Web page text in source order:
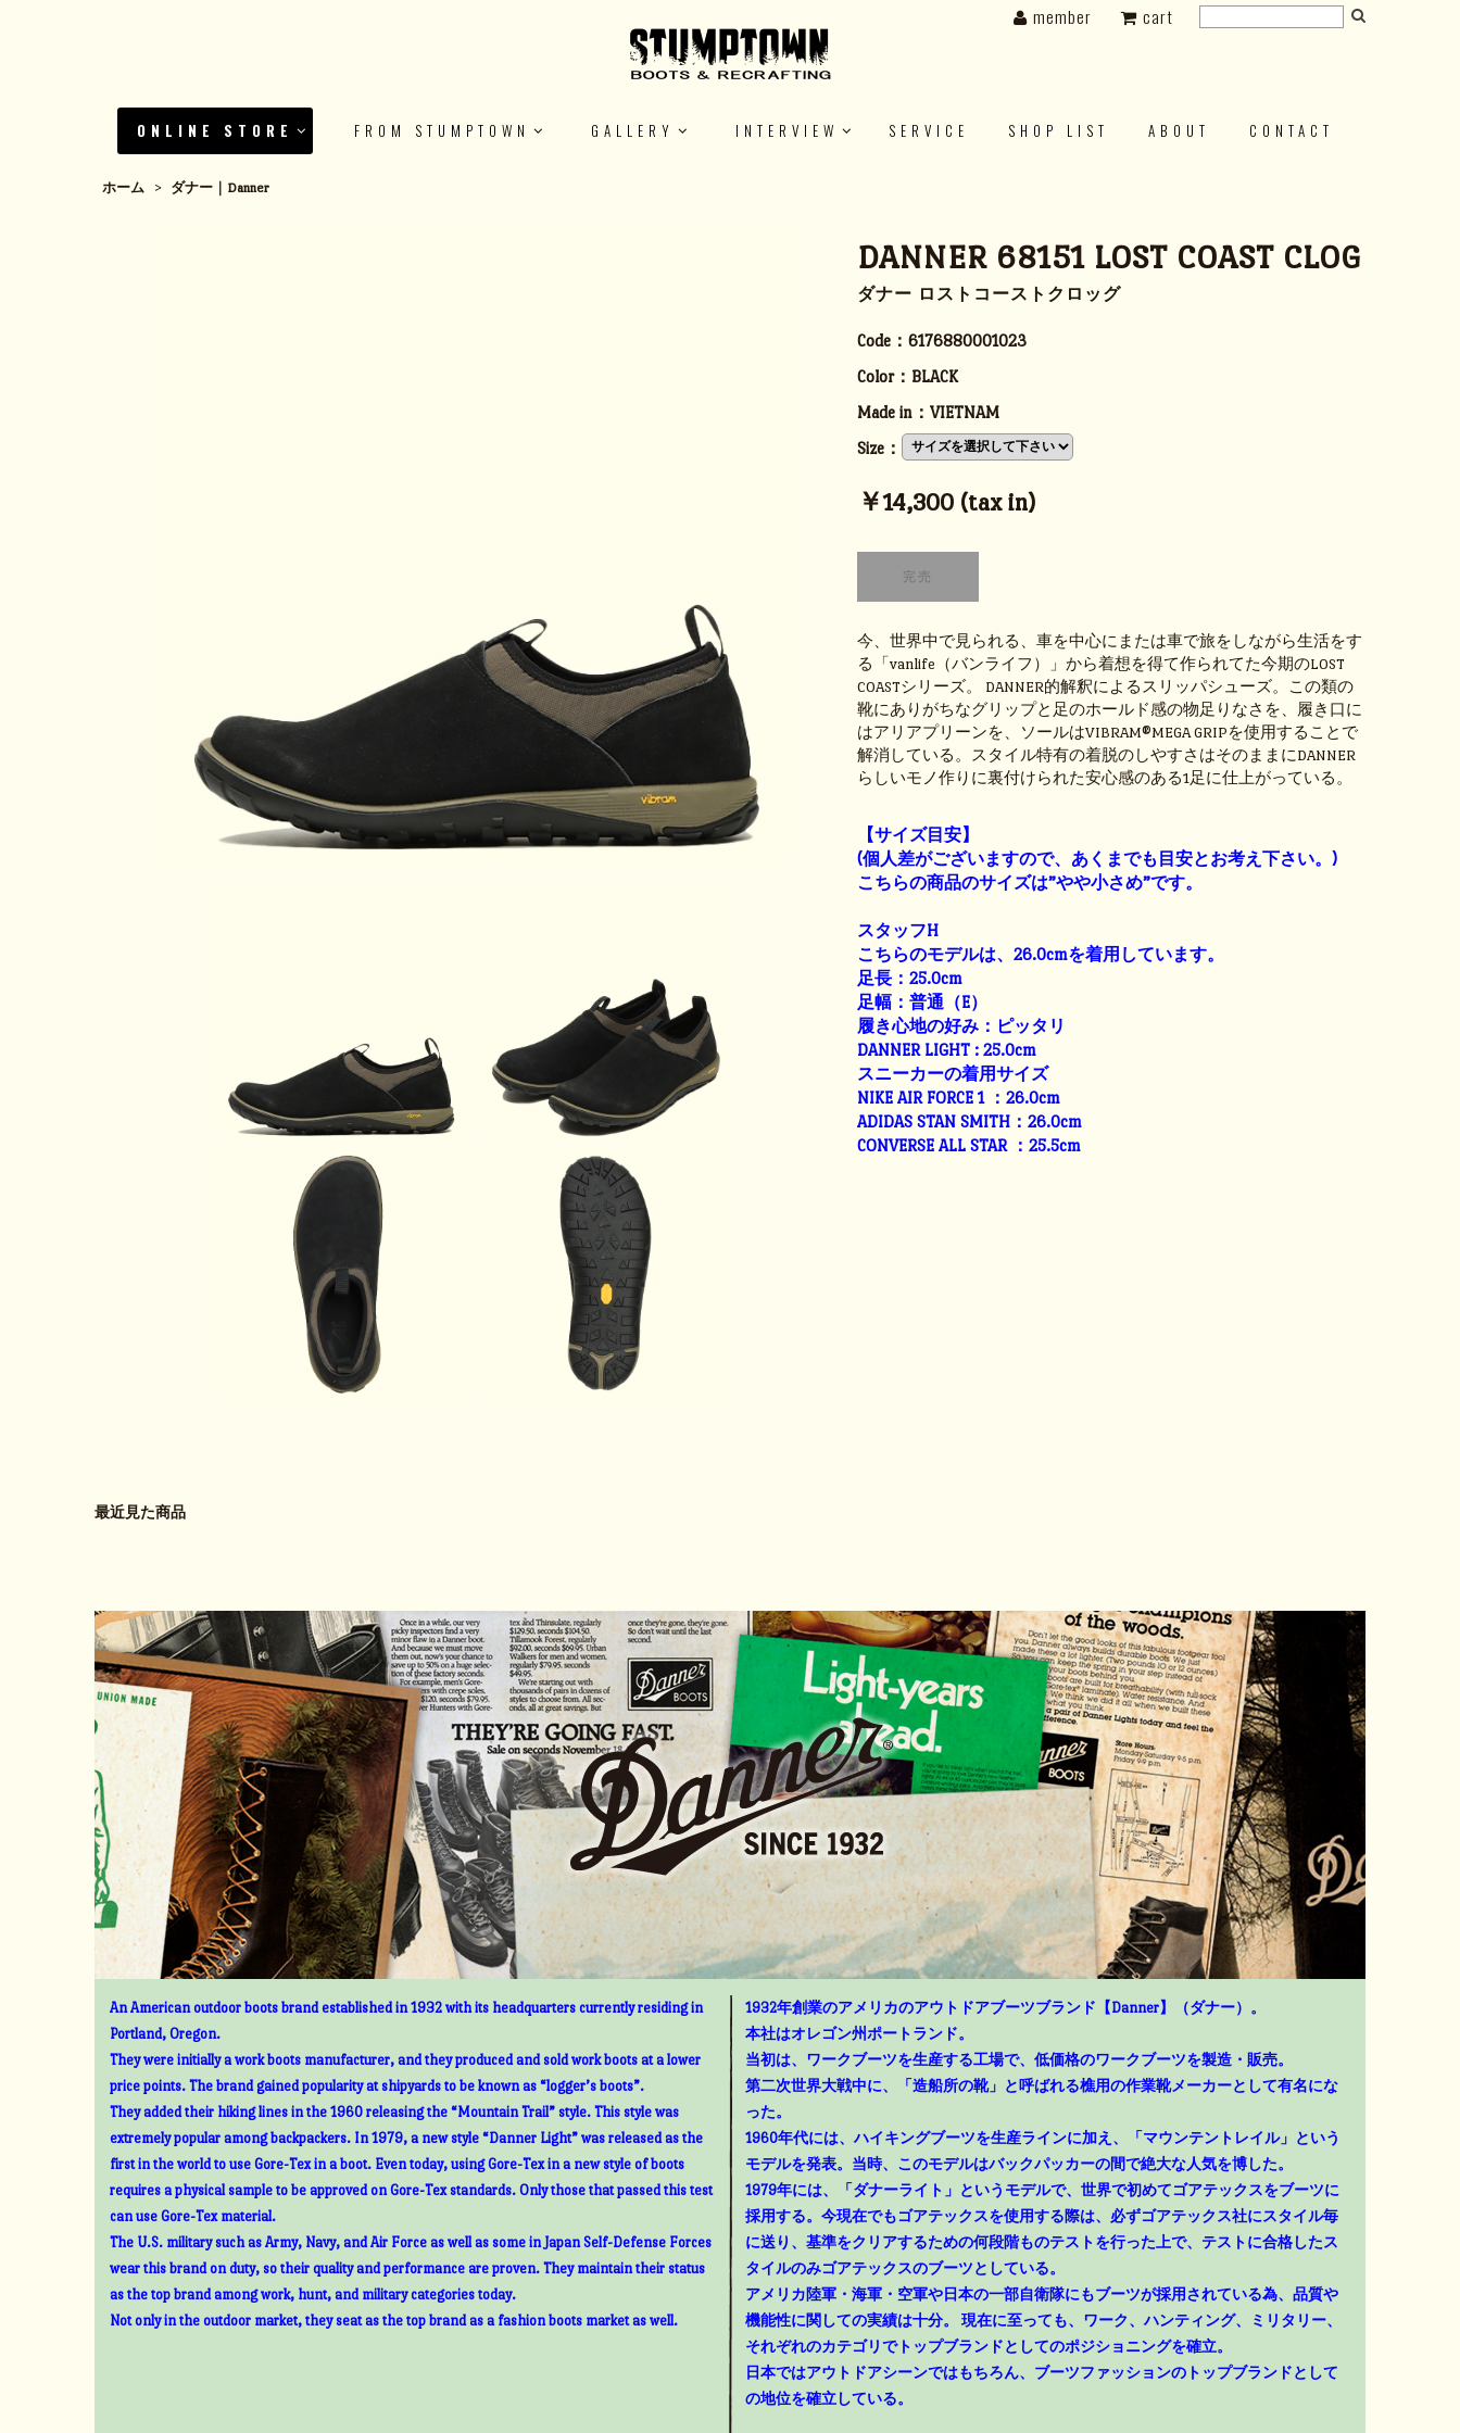
ONLINE STORE FROM STUMPTOWN GALLERY INTERVIEW SERVICE SHOP LIST ABOUT CONTACT
member cart
ホーム > ダナー｜Danner
DANNER 68151 LOST COAST CLOG
ダナー ロストコーストクロッグ
Code： 6176880001023
Color： BLACK
Made in： VIETNAM
Size：
￥14,300 (tax in)
今、世界中で見られる、車を中心にまたは車で旅をしながら生活をす
る「vanlife（バンライフ）」から着想を得て作られてた今期のLOST
COASTシリーズ。 DANNER的解釈によるスリッパシューズ。この類の
靴にありがちなグリップと足のホールド感の物足りなさを、履き口に
はアリアプリーンを、ソールはVIBRAM®MEGA GRIPを使用することで
解消している。スタイル特有の着脱のしやすさはそのままにDANNER
らしいモノ作りに裏付けられた安心感のある1足に仕上がっている。
【サイズ目安】
(個人差がございますので、あくまでも目安とお考え下さい。)
こちらの商品のサイズは”やや小さめ”です。
スタッフH
こちらのモデルは、26.0cmを着用しています。
足長：25.0cm
足幅：普通（E）
履き心地の好み：ピッタリ
DANNER LIGHT : 25.0cm
スニーカーの着用サイズ
NIKE AIR FORCE 1 ：26.0cm
ADIDAS STAN SMITH：26.0cm
CONVERSE ALL STAR ：25.5cm
最近見た商品
An American outdoor boots brand established in 1932 with its headquarters currently residing in
Portland, Oregon.
They were initially a work boots manufacturer, and they produced and sold work boots at a lower
price points. The brand gained popularity at shipyards to be known as “logger’s boots”.
They added their hiking lines in the 1960 releasing the “Mountain Trail” style. This style was
extremely popular among backpackers. In 1979, a new style “Danner Light” was released as the
first in the world to use Gore-Tex in a boot. Even today, using Gore-Tex in a new style of boots
requires a physical sample to be approved on Gore-Tex standards. Only those that passed this test
can use Gore-Tex material.
The U.S. military such as Army, Navy, and Air Force as well as some in Japan Self-Defense Forces
wear this brand on duty, so their quality and performance are proven. They maintain their status
as the top brand among work, hunt, and military categories today.
Not only in the outdoor market, they seat as the top brand as a fashion boots market as well.
1932年創業のアメリカのアウトドアブーツブランド【Danner】（ダナー）。
本社はオレゴン州ポートランド。
当初は、ワークブーツを生産する工場で、低価格のワークブーツを製造・販売。
第二次世界大戦中に、「造船所の靴」と呼ばれる樵用の作業靴メーカーとして有名にな
った。
1960年代には、ハイキングブーツを生産ラインに加え、「マウンテントレイル」という
モデルを発表。当時、このモデルはバックパッカーの間で絶大な人気を博した。
1979年には、「ダナーライト」というモデルで、世界で初めてゴアテックスをブーツに
採用する。今現在でもゴアテックスを使用する際は、必ずゴアテックス社にスタイル毎
に送り、基準をクリアするための何段階ものテストを行った上で、テストに合格したス
タイルのみゴアテックスのブーツとしている。
アメリカ陸軍・海軍・空軍や日本の一部自衛隊にもブーツが採用されている為、品質や
機能性に関しての実績は十分。 現在に至っても、ワーク、ハンティング、ミリタリー、
それぞれのカテゴリでトップブランドとしてのポジショニングを確立。
日本ではアウトドアシーンではもちろん、ブーツファッションのトップブランドとして
の地位を確立している。